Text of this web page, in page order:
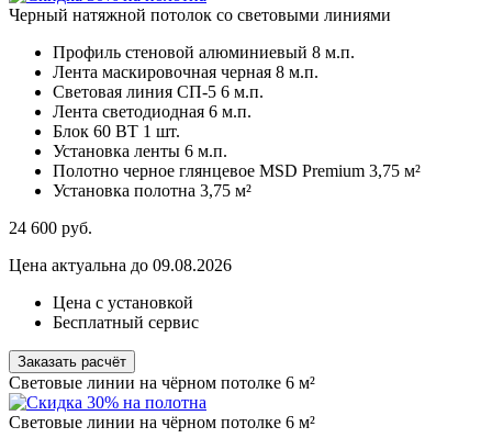
Черный натяжной потолок со световыми линиями
Профиль стеновой алюминиевый 8 м.п.
Лента маскировочная черная 8 м.п.
Световая линия СП-5 6 м.п.
Лента светодиодная 6 м.п.
Блок 60 ВТ 1 шт.
Установка ленты 6 м.п.
Полотно черное глянцевое MSD Premium 3,75 м²
Установка полотна 3,75 м²
24 600 руб.
Цена актуальна до 09.08.2026
Цена с установкой
Бесплатный сервис
Заказать расчёт
Световые линии на чёрном потолке 6 м²
Световые линии на чёрном потолке 6 м²